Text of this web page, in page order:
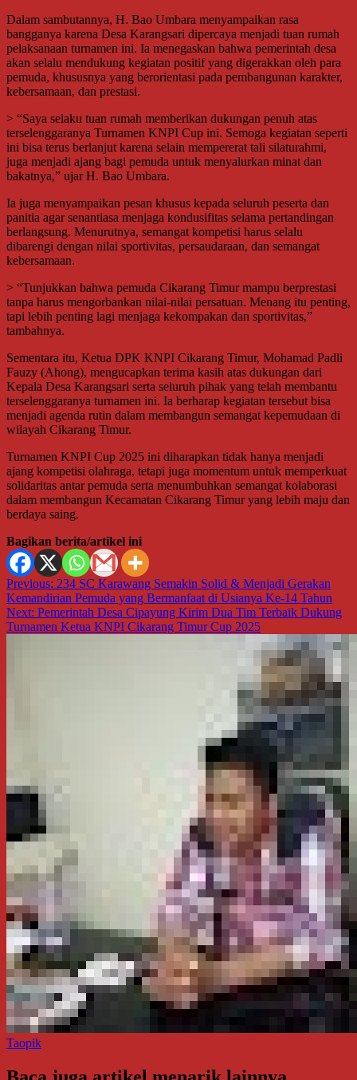
Dalam sambutannya, H. Bao Umbara menyampaikan rasa
bangganya karena Desa Karangsari dipercaya menjadi tuan rumah
pelaksanaan turnamen ini. Ia menegaskan bahwa pemerintah desa
akan selalu mendukung kegiatan positif yang digerakkan oleh para
pemuda, khususnya yang berorientasi pada pembangunan karakter,
kebersamaan, dan prestasi.
> “Saya selaku tuan rumah memberikan dukungan penuh atas
terselenggaranya Turnamen KNPI Cup ini. Semoga kegiatan seperti
ini bisa terus berlanjut karena selain mempererat tali silaturahmi,
juga menjadi ajang bagi pemuda untuk menyalurkan minat dan
bakatnya,” ujar H. Bao Umbara.
Ia juga menyampaikan pesan khusus kepada seluruh peserta dan
panitia agar senantiasa menjaga kondusifitas selama pertandingan
berlangsung. Menurutnya, semangat kompetisi harus selalu
dibarengi dengan nilai sportivitas, persaudaraan, dan semangat
kebersamaan.
> “Tunjukkan bahwa pemuda Cikarang Timur mampu berprestasi
tanpa harus mengorbankan nilai-nilai persatuan. Menang itu penting,
tapi lebih penting lagi menjaga kekompakan dan sportivitas,”
tambahnya.
Sementara itu, Ketua DPK KNPI Cikarang Timur, Mohamad Padli
Fauzy (Ahong), mengucapkan terima kasih atas dukungan dari
Kepala Desa Karangsari serta seluruh pihak yang telah membantu
terselenggaranya turnamen ini. Ia berharap kegiatan tersebut bisa
menjadi agenda rutin dalam membangun semangat kepemudaan di
wilayah Cikarang Timur.
Turnamen KNPI Cup 2025 ini diharapkan tidak hanya menjadi
ajang kompetisi olahraga, tetapi juga momentum untuk memperkuat
solidaritas antar pemuda serta menumbuhkan semangat kolaborasi
dalam membangun Kecamatan Cikarang Timur yang lebih maju dan
berdaya saing.
Bagikan berita/artikel ini
Navigasi
pos
Previous: 234 SC Karawang Semakin Solid & Menjadi Gerakan
Kemandirian Pemuda yang Bermanfaat di Usianya Ke-14 Tahun
Next: Pemerintah Desa Cipayung Kirim Dua Tim Terbaik Dukung
Turnamen Ketua KNPI Cikarang Timur Cup 2025
Taopik